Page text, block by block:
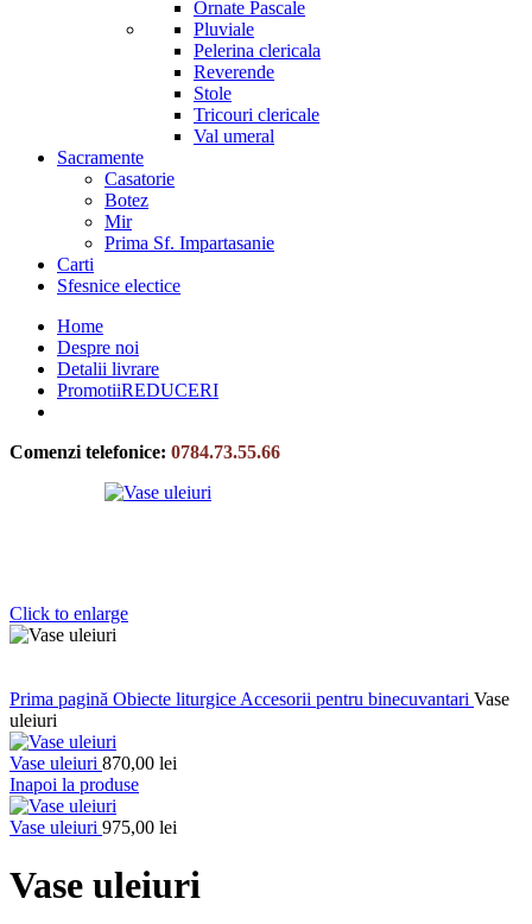
Ornate Pascale
Pluviale
Pelerina clericala
Reverende
Stole
Tricouri clericale
Val umeral
Sacramente
Casatorie
Botez
Mir
Prima Sf. Impartasanie
Carti
Sfesnice electice
Home
Despre noi
Detalii livrare
PromotiiREDUCERI
Comenzi telefonice: 0784.73.55.66
Click to enlarge
Prima pagină Obiecte liturgice Accesorii pentru binecuvantari Vase
uleiuri
Vase uleiuri 870,00 lei
Inapoi la produse
Vase uleiuri 975,00 lei
Vase uleiuri